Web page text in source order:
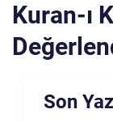
Kuran-ı
Son